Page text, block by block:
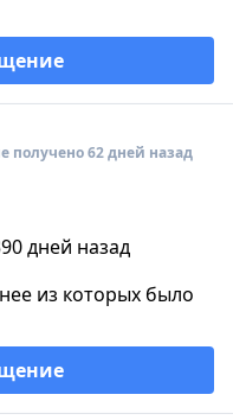
получено 62 дней назад
дней назад
из которых было